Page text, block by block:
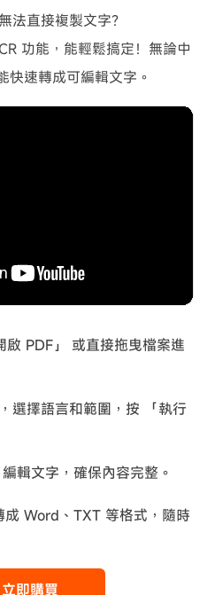
法直接複製文字？
功能，能輕鬆搞定！無論中
快速轉成可編輯文字。
啟 PDF」 或直接拖曳檔案進
選擇語言和範圍，按 「執行
輯文字，確保內容完整。
成 Word、TXT 等格式，隨時